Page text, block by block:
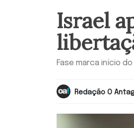
Israel
Fase marca início
Redação O